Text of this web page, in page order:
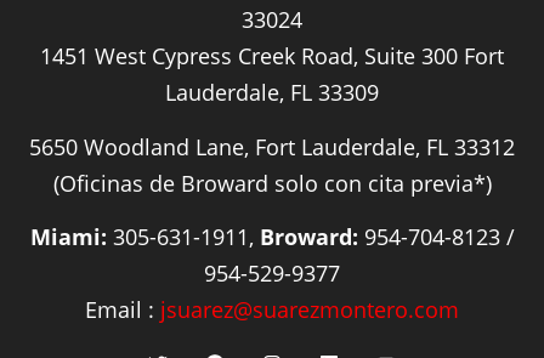
33024
1451 West Cypress Creek Road, Suite 300 Fort
Lauderdale, FL 33309
5650 Woodland Lane, Fort Lauderdale, FL 33312
(Oficinas de Broward solo con cita previa*)
Miami: 305-631-1911, Broward: 954-704-8123 /
954-529-9377
Email : jsuarez@suarezmontero.com